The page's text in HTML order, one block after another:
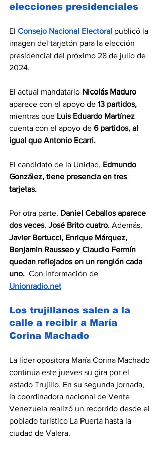
elecciones presidenciales
El Consejo Nacional Electoral publicó la
imagen del tarjetón para la elección
presidencial del próximo 28 de julio de
2024.
El actual mandatario Nicolás Maduro
aparece con el apoyo de 13 partidos,
mientras que Luis Eduardo Martínez
cuenta con el apoyo de 6 partidos, al
igual que Antonio Ecarri.
El candidato de la Unidad, Edmundo
González, tiene presencia en tres
tarjetas.
Por otra parte, Daniel Ceballos aparece
dos veces, José Brito cuatro. Además,
Javier Bertucci, Enrique Márquez,
Benjamin Rausseo y Claudio Fermín
quedan reflejados en un renglón cada
uno. Con información de
Unionradio.net
Los trujillanos salen a la
calle a recibir a María
Corina Machado
La líder opositora María Corina Machado
continúa este jueves su gira por el
estado Trujillo. En su segunda jornada,
la coordinadora nacional de Vente
Venezuela realizó un recorrido desde el
poblado turístico La Puerta hasta la
ciudad de Valera.